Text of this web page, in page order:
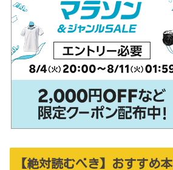
【絶対読むべき】おすすめ本